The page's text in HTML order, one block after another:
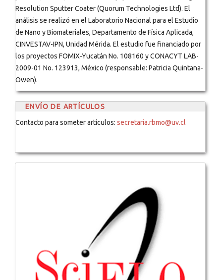
Resolution Sputter Coater (Quorum Technologies Ltd). El
análisis se realizó en el Laboratorio Nacional para el Estudio
de Nano y Biomateriales, Departamento de Física Aplicada,
CINVESTAV-IPN, Unidad Mérida. El estudio fue financiado por
los proyectos FOMIX-Yucatán No. 108160 y CONACYT LAB-
2009-01 No. 123913, México (responsable: Patricia Quintana-
Owen).
ENVÍO DE ARTÍCULOS
Contacto para someter artículos: secretaria.rbmo@uv.cl